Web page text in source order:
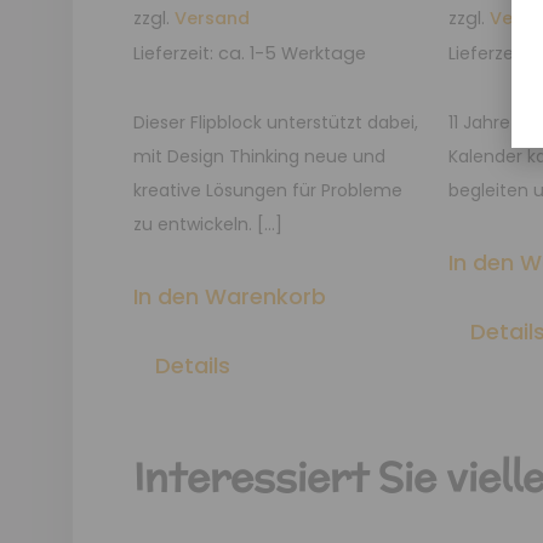
zzgl. Versand
Lieferzeit: ca. 1-5 Werktage
Dieser Flipblock unterstützt dabei,
mit Design Thinking neue und
kreative Lösungen für Probleme
zu entwickeln. […]
In den Warenkorb
Details
zzgl.
Lieferzeit:
11 Jahre
Kalender
begleiten
In den
Details
Interessiert Sie